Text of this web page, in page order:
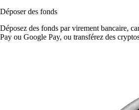
Déposer des fonds
Déposez des fonds par virement bancaire,
Pay ou Google Pay, ou transférez des